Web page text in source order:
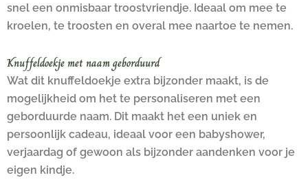
snel een onmisbaar troostvriendje. Ideaal om mee te
kroelen, te troosten en overal mee naartoe te nemen.
Knuffeldoekje met naam geborduurd
Wat dit knuffeldoekje extra bijzonder maakt, is de
mogelijkheid om het te personaliseren met een
geborduurde naam. Dit maakt het een uniek en
persoonlijk cadeau, ideaal voor een babyshower,
verjaardag of gewoon als bijzonder aandenken voor je
eigen kindje.